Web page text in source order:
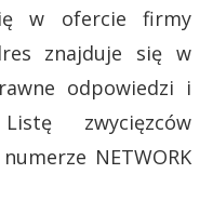
w ofercie firmy
znajduje się w
odpowiedzi i
zwycięzców
NETWORK